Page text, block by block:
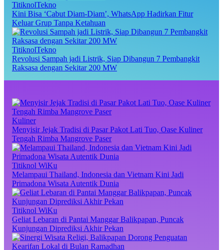
TitiknolTekno
Kini Bisa ‘Cabut Diam-Diam’, WhatsApp Hadirkan Fitur
Keluar Grup Tanpa Ketahuan
TitiknolTekno
Revolusi Sampah jadi Listrik, Siap Dibangun 7 Pembangkit
Raksasa dengan Sekitar 200 MW
Kuliner
Menyisir Jejak Tradisi di Pasar Pakot Lati Tuo, Oase Kuliner
Tengah Rimba Mangrove Paser
Titiknol WiKu
Melampaui Thailand, Indonesia dan Vietnam Kini Jadi
Primadona Wisata Autentik Dunia
Titiknol WiKu
Geliat Lebaran di Pantai Manggar Balikpapan, Puncak
Kunjungan Diprediksi Akhir Pekan